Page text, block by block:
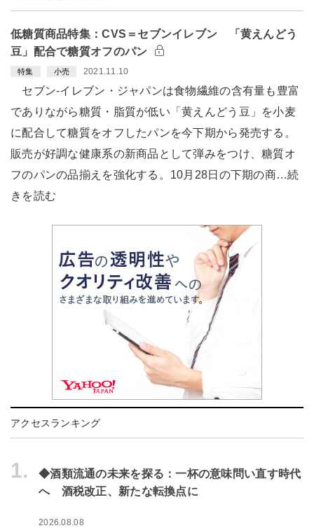
低糖質商品特集：CVS＝セブンイレブン 「黄えんどう
豆」配合で糖質オフのパン
特集 小売 2021.11.10
セブン-イレブン・ジャパンは食物繊維の含有量も豊富
でありながら糖質・脂質が低い「黄えんどう豆」を小麦
に配合して糖質をオフしたパンを今下期から発売する。
販売が好調な健康系の新商品として弾みをつけ、糖質オ
フのパンの品揃えを強化する。10月28日の下期の商…続
きを読む
アクセスランキング
1.
◆酒類流通の未来を探る：一杯の意味問い直す時代
へ 酒税改正、新たな転換点に
2026.08.08